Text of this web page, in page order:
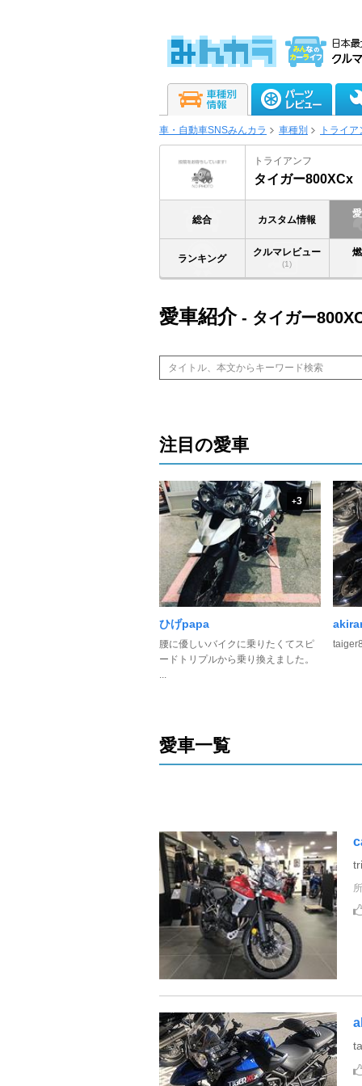
車・自動車SNSみんカラ 車種別 トライア
トライアンフ
タイガー800XCx
総合 カスタム情報
ランキング
クルマレビュー
(1)
愛車紹介- タイガー
注目の愛車
+3
ひげpapa
腰に優しいバイクに乗りたくてスピ
ードトリプルから乗り換えました。
...
愛車一覧